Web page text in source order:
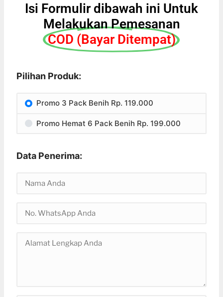
Isi Formulir dibawah ini Untuk
Melakukan Pemesanan
COD (Bayar Ditempat)
Pilihan Produk:
Promo 3 Pack Benih Rp. 119.000
Promo Hemat 6 Pack Benih Rp. 199.000
Data Penerima: